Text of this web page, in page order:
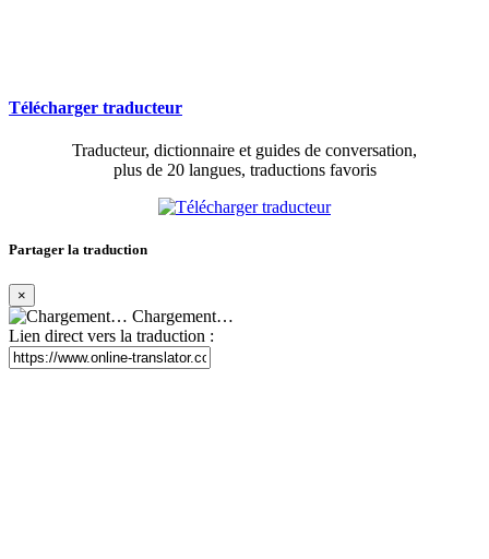
Télécharger traducteur
Traducteur, dictionnaire et guides de conversation,
plus de 20 langues, traductions favoris
Partager la traduction
×
Chargement…
Lien direct vers la traduction :